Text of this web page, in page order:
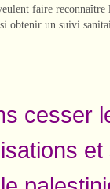
faire reconnaître
obtenir un suivi
cesser
et